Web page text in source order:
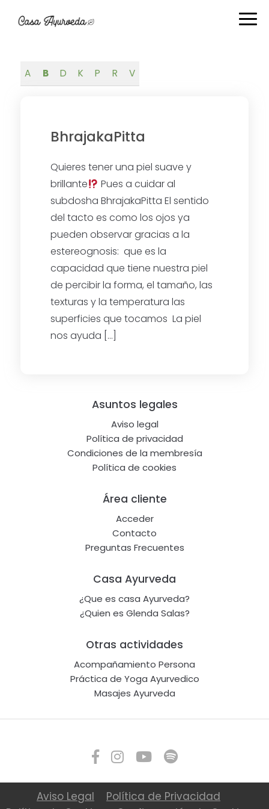
lateral
primaria
página
A B D K P R V
BhrajakaPitta
Quieres tener una piel suave y
brillante
Pues a cuidar al
subdosha BhrajakaPitta El sentido
del tacto es como los ojos ya
pueden observar gracias a la
estereognosis: que es la
capacidad que tiene nuestra piel
de percibir la forma, el tamaño, las
texturas y la temperatura las
superficies que tocamos La piel
nos ayuda […]
Asuntos legales
Aviso legal
Política de privacidad
Condiciones de la membresía
Política de cookies
Área cliente
Acceder
Contacto
Preguntas Frecuentes
Casa Ayurveda
¿Que es casa Ayurveda?
¿Quien es Glenda Salas?
Otras actividades
Acompañamiento Persona
Práctica de Yoga Ayurvedico
Masajes Ayurveda
Aviso Legal
Política de Privacidad